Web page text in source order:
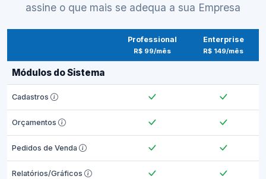
assine o que mais se adequa a sua Empresa
Professional
R$ 99/mês
Enterprise
R$ 149/mês
Módulos do Sistema
Cadastros
Orçamentos
Pedidos de Venda
Relatórios/Gráficos